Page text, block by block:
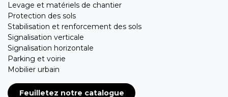
Levage et matériels de chantier
Protection des sols
Stabilisation et renforcement des sols
Signalisation verticale
Signalisation horizontale
Parking et voirie
Mobilier urbain
Feuilletez notre catalogue